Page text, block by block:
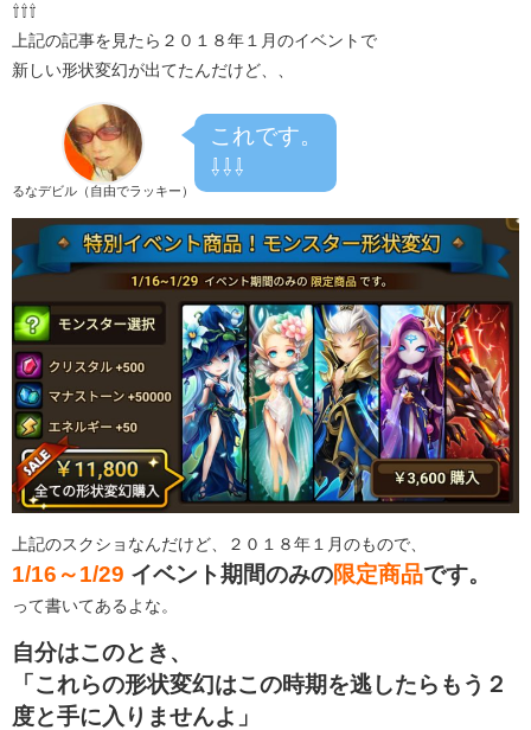
⇧⇧⇧
上記の記事を見たら２０１８年１月のイベントで
新しい形状変幻が出てたんだけど、、
るなデビル（自由でラッキー）
これです。
⇩⇩⇩
上記のスクショなんだけど、２０１８年１月のもので、
1/16～1/29 イベント期間のみの限定商品です。
って書いてあるよな。
自分はこのとき、
「これらの形状変幻はこの時期を逃したらもう２
度と手に入りませんよ」